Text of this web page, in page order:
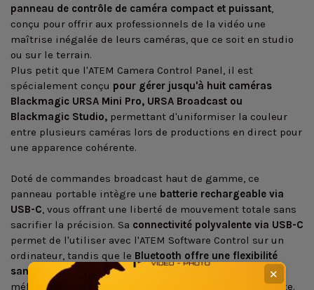
panneau de contrôle de caméra compact et puissant,
conçu pour offrir aux professionnels de la vidéo une
maîtrise inégalée de leurs caméras, que ce soit en studio
ou sur le terrain.
Plus petit que l'ATEM Camera Control Panel, il est
spécialement conçu pour gérer jusqu'à huit caméras
Blackmagic URSA Mini Pro, URSA Broadcast ou
Blackmagic Studio, permettant d'uniformiser la couleur
entre plusieurs caméras lors de productions en direct pour
une apparence cohérente.
Doté de commandes broadcast haut de gamme, ce
panneau portable intègre une batterie rechargeable via
USB-C, vous offrant une liberté de mouvement totale sans
sacrifier la précision. Sa connectivité polyvalente via USB-C
permet de l'utiliser avec l'ATEM Software Control sur un
ordinateur, tandis que le Bluetooth offre une flexibilité
sans fil
, s'intégrant parfaitement à n'importe quel
mélangeur ATEM pour une solution de contrôle cohérente.
✕